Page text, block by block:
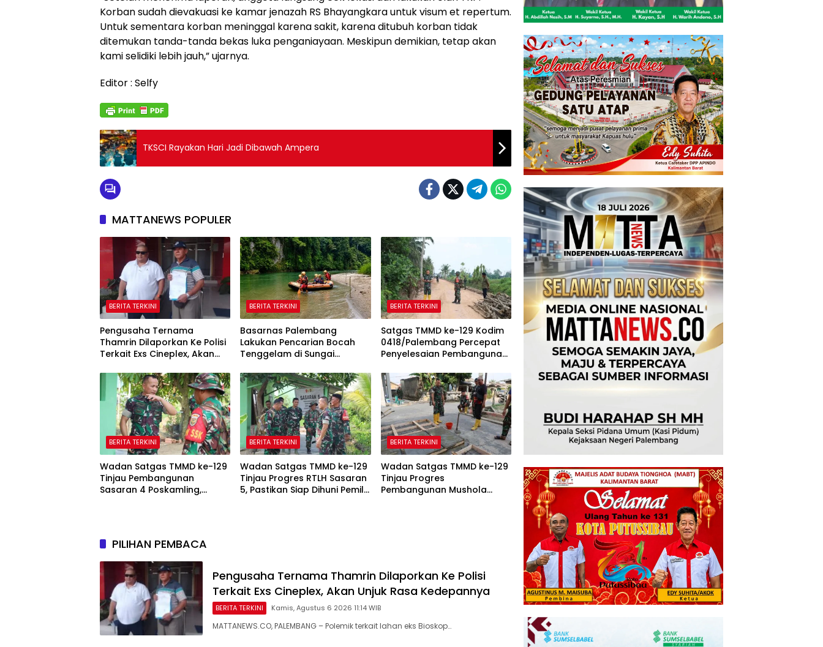
Korban sudah dievakuasi ke kamar jenazah RS Bhayangkara untuk visum et repertum.
Untuk sementara korban meninggal karena sakit, karena ditubuh korban tidak
ditemukan tanda-tanda bekas luka penganiayaan. Meskipun demikian, tetap akan
kami selidiki lebih jauh,” ujarnya.
Editor : Selfy
TKSCI Rayakan Hari Jadi Dibawah Ampera
MATTANEWS POPULER
BERITA TERKINI
Pengusaha Ternama
Thamrin Dilaporkan Ke Polisi
Terkait Exs Cineplex, Akan
BERITA TERKINI
Basarnas Palembang
Lakukan Pencarian Bocah
Tenggelam di Sungai
BERITA TERKINI
Satgas TMMD ke-129 Kodim
0418/Palembang Percepat
Penyelesaian Pembangunan
BERITA TERKINI
Wadan Satgas TMMD ke-129
Tinjau Pembangunan
Sasaran 4 Poskamling,
BERITA TERKINI
Wadan Satgas TMMD ke-129
Tinjau Progres RTLH Sasaran
5, Pastikan Siap Dihuni Pemilik
BERITA TERKINI
Wadan Satgas TMMD ke-129
Tinjau Progres
Pembangunan Mushola
PILIHAN PEMBACA
Pengusaha Ternama Thamrin Dilaporkan Ke Polisi
Terkait Exs Cineplex, Akan Unjuk Rasa Kedepannya
BERITA TERKINI Kamis, Agustus 6 2026 11:14 WIB
MATTANEWS.CO, PALEMBANG – Polemik terkait lahan eks Bioskop…